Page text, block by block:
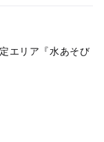
エリア『水あそび